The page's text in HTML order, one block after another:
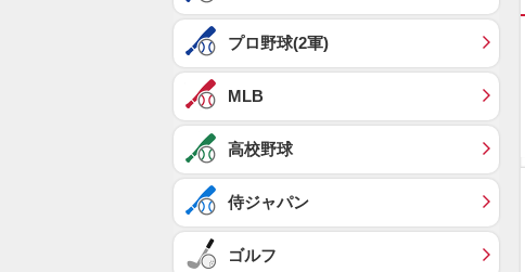
プロ野球(2軍)
MLB
高校野球
侍ジャパン
ゴルフ